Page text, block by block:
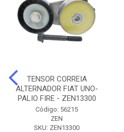
TENSOR CORREIA
ALTERNADOR FIAT UNO-
PALIO FIRE - ZEN13300
Código: 56215
ZEN
SKU: ZEN13300